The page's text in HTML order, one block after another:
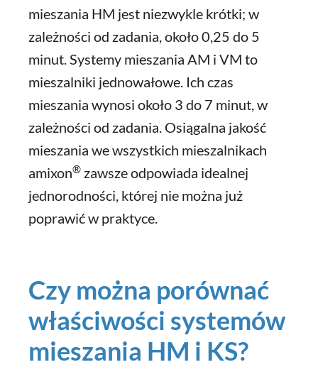
mieszania HM jest niezwykle krótki; w
zależności od zadania, około 0,25 do 5
minut. Systemy mieszania AM i VM to
mieszalniki jednowałowe. Ich czas
mieszania wynosi około 3 do 7 minut, w
zależności od zadania. Osiągalna jakość
mieszania we wszystkich mieszalnikach
amixon® zawsze odpowiada idealnej
jednorodności, której nie można już
poprawić w praktyce.
Czy można porównać
właściwości systemów
mieszania HM i KS?